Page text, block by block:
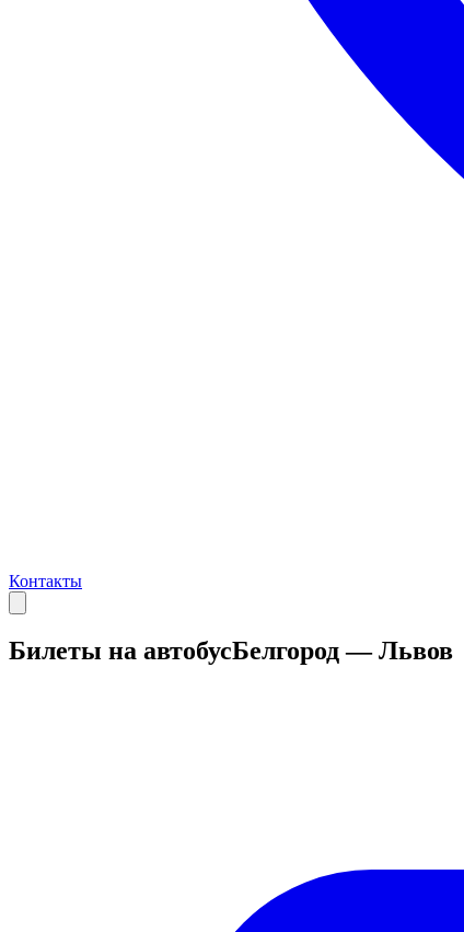
Контакты
Билеты на автобусБелгород — Львов